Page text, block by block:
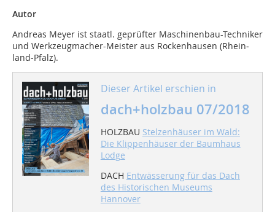
Autor
Andreas Meyer ist staatl. geprüfter Maschinenbau-Techni­ker
und Werkzeugmacher-Meister aus Rockenhausen (Rhein­­
land-Pfalz).
Dieser Artikel erschien in
dach+holzbau 07/2018
HOLZBAU Stelzenhäuser im Wald:
Die Klippenhäuser der Baumhaus
Lodge
DACH Entwässerung für das Dach
des Historischen Museums
Hannover